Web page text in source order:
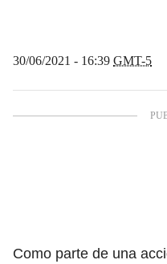
30/06/2021 - 16:39 GMT-5
Como parte de una